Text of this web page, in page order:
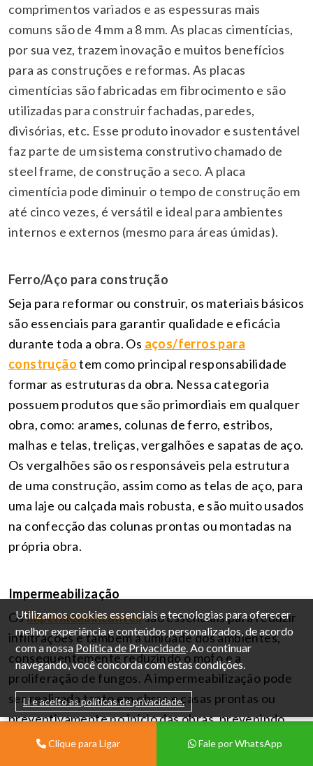
comprimentos variados e as espessuras mais
comuns são de 4 mm a 8 mm. As placas cimentícias,
por sua vez, trazem inovação e muitos benefícios
para as construções e reformas. As placas
cimentícias são fabricadas em fibrocimento e são
utilizadas para construir fachadas, paredes,
divisórias, etc. Esse produto inovador e sustentável
faz parte de um sistema construtivo chamado de
steel frame, de construção a seco. A placa
cimentícia pode diminuir o tempo de construção em
até cinco vezes, é versátil e ideal para ambientes
internos e externos (mesmo para áreas úmidas).
Ferro/Aço para construção
Seja para reformar ou construir, os materiais básicos
são essenciais para garantir qualidade e eficácia
durante toda a obra. Os aços/ferros para
construçãotem como principal responsabilidade
formar as estruturas da obra. Nessa categoria
possuem produtos que são primordiais em qualquer
obra, como: arames, colunas de ferro, estribos,
malhas e telas, treliças, vergalhões e sapatas de aço.
Os vergalhões são os responsáveis pela estrutura
de uma construção, assim como as telas de aço, para
uma laje ou calçada mais robusta, e são muito usados
na confecção das colunas prontas ou montadas na
própria obra.
Impermeabilização
Osimpermeabilizantessão essenciais para reduzir
infiltrações e também a umidade dos ambientes,
consequentemente reduzindo o mofo e a
proliferação de fungos. A impermeabilização pode
ser realizada tanto em obras e casas prontas ou
preventivamente no início das obras, prevenindo
assim gastos futuros com reparos.
Clique para Ligar Fale por WhatsApp
Utilizamos cookies essenciais e tecnologias para oferecer
melhor experiência e conteúdos personalizados, de acordo
com a nossa Política de Privacidade. Ao continuar
navegando, você concorda com estas condições.
Li e aceito as políticas de privacidade.